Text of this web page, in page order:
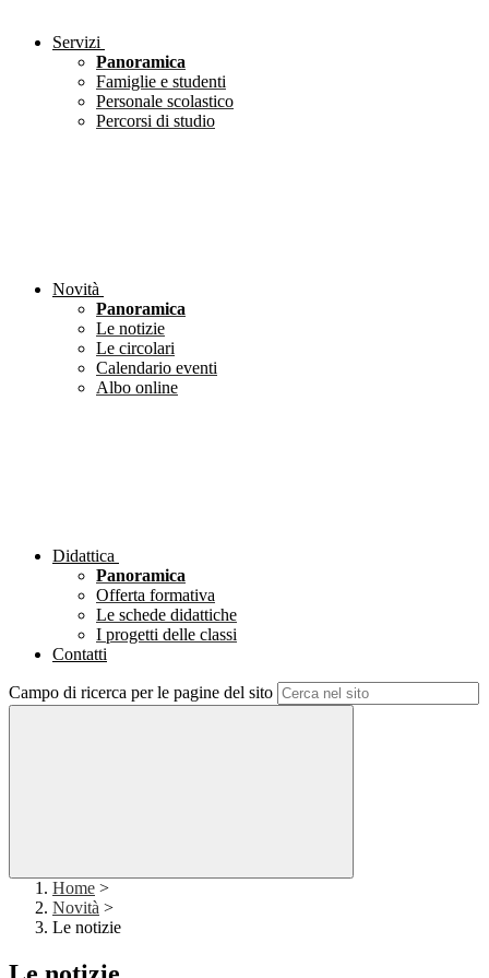
Servizi
Panoramica
Famiglie e studenti
Personale scolastico
Percorsi di studio
Novità
Panoramica
Le notizie
Le circolari
Calendario eventi
Albo online
Didattica
Panoramica
Offerta formativa
Le schede didattiche
I progetti delle classi
Contatti
Campo di ricerca per le pagine del sito
Home >
Novità >
Le notizie